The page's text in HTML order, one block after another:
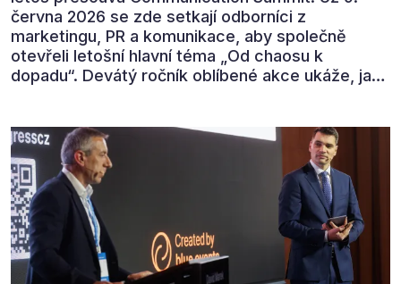
června 2026 se zde setkají odborníci z
marketingu, PR a komunikace, aby společně
otevřeli letošní hlavní téma „Od chaosu k
dopadu“. Devátý ročník oblíbené akce ukáže, jak